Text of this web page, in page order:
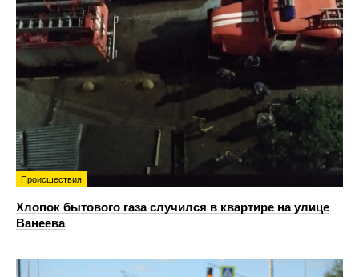
Происшествия
Хлопок бытового газа случился в квартире на улице
Ванеева